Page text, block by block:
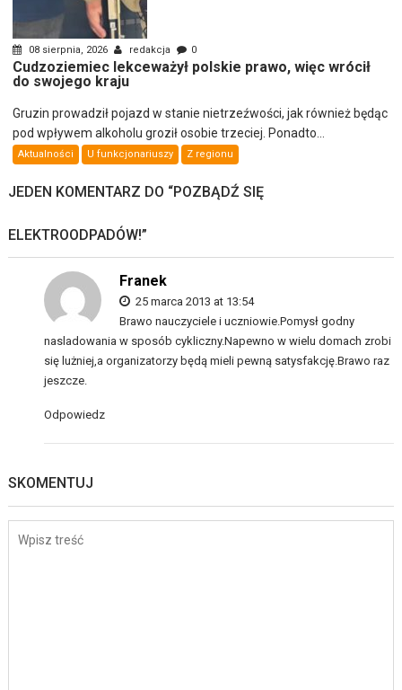
08 sierpnia, 2026 redakcja 0
Cudzoziemiec lekceważył polskie prawo, więc wrócił
do swojego kraju
Gruzin prowadził pojazd w stanie nietrzeźwości, jak również będąc
pod wpływem alkoholu groził osobie trzeciej. Ponadto...
Aktualności U funkcjonariuszy Z regionu
JEDEN KOMENTARZ DO “POZBĄDŹ SIĘ
ELEKTROODPADÓW!”
Franek
25 marca 2013 at 13:54
Brawo nauczyciele i uczniowie.Pomysł godny
nasladowania w sposób cykliczny.Napewno w wielu domach zrobi
się lużniej,a organizatorzy będą mieli pewną satysfakcję.Brawo raz
jeszcze.
Odpowiedz
SKOMENTUJ